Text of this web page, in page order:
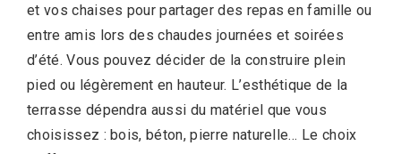
et vos chaises pour partager des repas en famille ou
entre amis lors des chaudes journées et soirées
d’été. Vous pouvez décider de la construire plein
pied ou légèrement en hauteur. L’esthétique de la
terrasse dépendra aussi du matériel que vous
choisissez : bois, béton, pierre naturelle… Le choix